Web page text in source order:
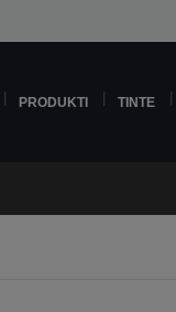
PRODUKTI TINTE